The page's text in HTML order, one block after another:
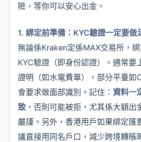
險，等你可以安心出金。
1. 綁定前準備：KYC驗證一定要做
無論係Kraken定係MAX交易所，
KYC驗證（即身份認證）。通常要
證明（如水電費單），部分平臺如
會要求做面部識別。記住： 資料一
致 ，否則可能被拒，尤其係大額出
嚴謹。另外，香港用戶如果綁定匯
議直接用同名戶口，減少跨境轉賬